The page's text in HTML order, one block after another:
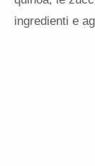
ingredienti e